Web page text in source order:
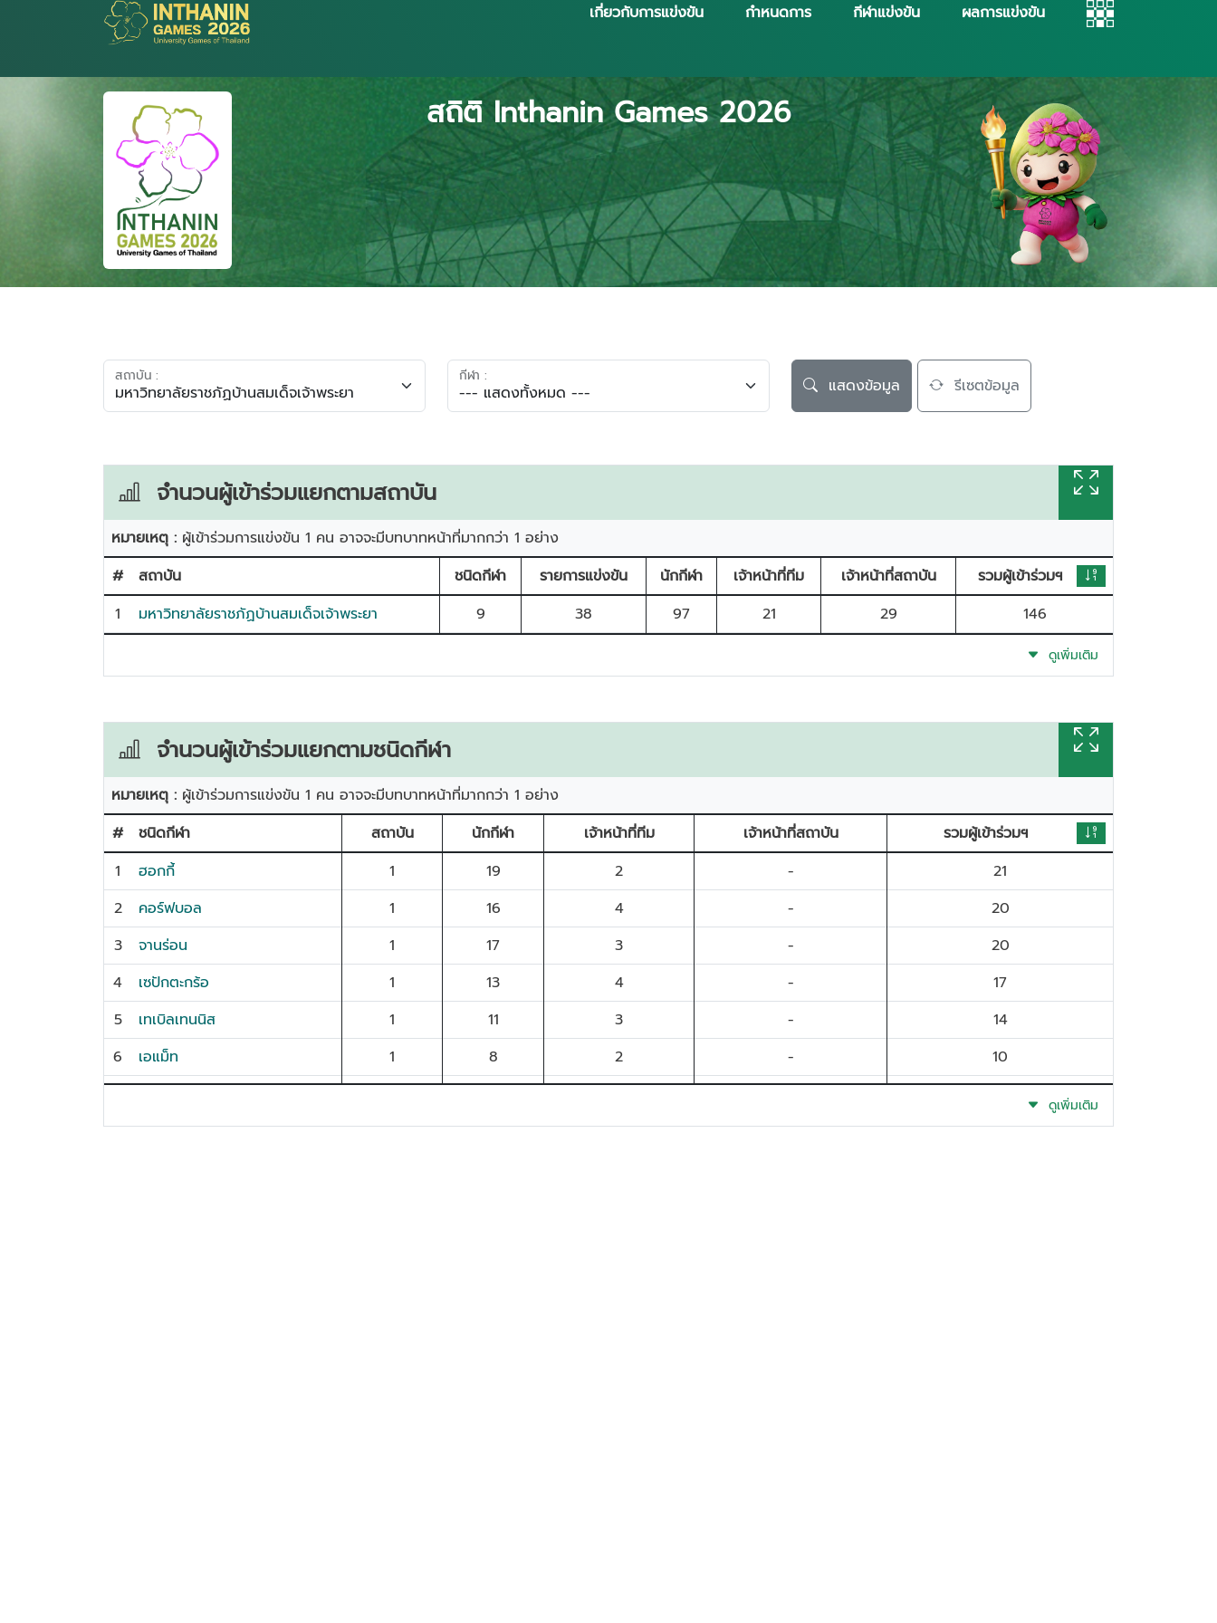
เกี่ยวกับการแข่งขัน กำหนดการ กีฬาแข่งขัน ผลการแข่งขัน
สถิติ Inthanin Games 2026
สถาบัน : กีฬา : แสดงข้อมูล รีเซตข้อมูล
จำนวนผู้เข้าร่วมแยกตามสถาบัน
หมายเหตุ : ผู้เข้าร่วมการแข่งขัน 1 คน อาจจะมีบทบาทหน้าที่มากกว่า 1 อย่าง
#
สถาบัน ชนิดกีฬา รายการแข่งขัน นักกีฬา เจ้าหน้าที่ทีม เจ้าหน้าที่สถาบัน
รวมผู้เข้าร่วมฯ
1
มหาวิทยาลัยราชภัฏบ้านสมเด็จเจ้าพระยา 9 38 97 21 29 146
ดูเพิ่มเติม
จำนวนผู้เข้าร่วมแยกตามชนิดกีฬา
หมายเหตุ : ผู้เข้าร่วมการแข่งขัน 1 คน อาจจะมีบทบาทหน้าที่มากกว่า 1 อย่าง
#
ชนิดกีฬา สถาบัน นักกีฬา เจ้าหน้าที่ทีม เจ้าหน้าที่สถาบัน
รวมผู้เข้าร่วมฯ
1
ฮอกกี้ 1 19 2 -
21
2
คอร์ฟบอล 1 16 4 -
20
3
จานร่อน 1 17 3 -
20
4
เซปักตะกร้อ 1 13 4 -
17
5
เทเบิลเทนนิส 1 11 3 -
14
6
เอแม็ท 1 8 2 -
10
8
บาสเกตบอล 3x3 1 4 2 -
6
ดูเพิ่มเติม